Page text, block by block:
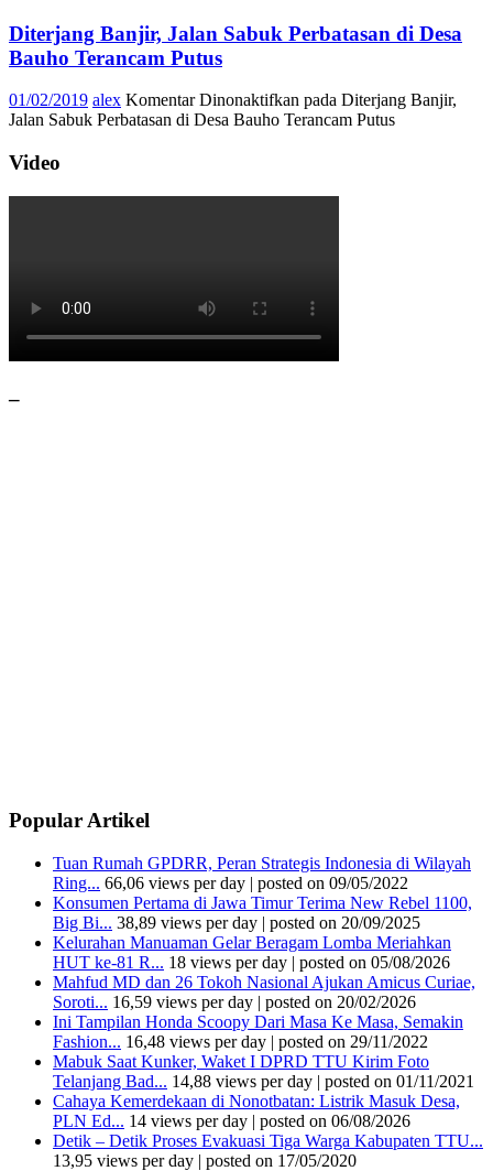
Diterjang Banjir, Jalan Sabuk Perbatasan di Desa
Bauho Terancam Putus
01/02/2019 alex Komentar Dinonaktifkan pada Diterjang Banjir,
Jalan Sabuk Perbatasan di Desa Bauho Terancam Putus
Video
–
Popular Artikel
Tuan Rumah GPDRR, Peran Strategis Indonesia di Wilayah
Ring... 66,06 views per day | posted on 09/05/2022
Konsumen Pertama di Jawa Timur Terima New Rebel 1100,
Big Bi... 38,89 views per day | posted on 20/09/2025
Kelurahan Manuaman Gelar Beragam Lomba Meriahkan
HUT ke-81 R... 18 views per day | posted on 05/08/2026
Mahfud MD dan 26 Tokoh Nasional Ajukan Amicus Curiae,
Soroti... 16,59 views per day | posted on 20/02/2026
Ini Tampilan Honda Scoopy Dari Masa Ke Masa, Semakin
Fashion... 16,48 views per day | posted on 29/11/2022
Mabuk Saat Kunker, Waket I DPRD TTU Kirim Foto
Telanjang Bad... 14,88 views per day | posted on 01/11/2021
Cahaya Kemerdekaan di Nonotbatan: Listrik Masuk Desa,
PLN Ed... 14 views per day | posted on 06/08/2026
Detik – Detik Proses Evakuasi Tiga Warga Kabupaten TTU...
13,95 views per day | posted on 17/05/2020